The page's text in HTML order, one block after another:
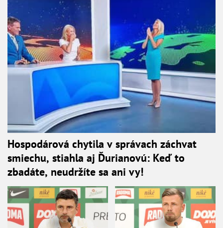
Hospodárová chytila v správach záchvat
smiechu, stiahla aj Ďurianovú: Keď to
zbadáte, neudržíte sa ani vy!